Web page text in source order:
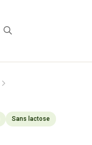
Sans lactose